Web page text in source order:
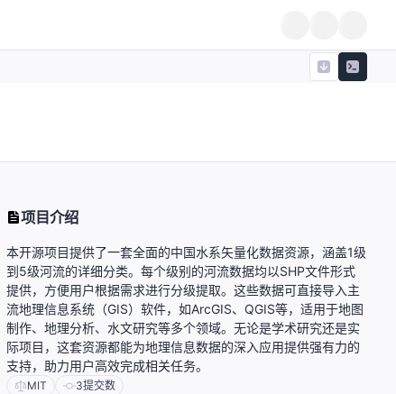
项目介绍
本开源项目提供了一套全面的中国水系矢量化数据资源，涵盖1级
到5级河流的详细分类。每个级别的河流数据均以SHP文件形式
提供，方便用户根据需求进行分级提取。这些数据可直接导入主
流地理信息系统（GIS）软件，如ArcGIS、QGIS等，适用于地图
制作、地理分析、水文研究等多个领域。无论是学术研究还是实
际项目，这套资源都能为地理信息数据的深入应用提供强有力的
支持，助力用户高效完成相关任务。
MIT 3提交数